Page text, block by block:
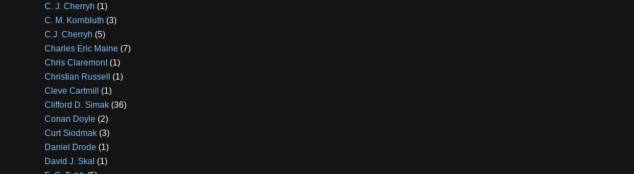
C. J. Cherryh (1)
C. M. Kornbluth (3)
C.J. Cherryh (5)
Charles Eric Maine (7)
Chris Claremont (1)
Christian Russell
(1)
Cleve Cartmill
(1)
Clifford D. Simak (36)
Conan Doyle (2)
Curt Siodmak (3)
Daniel Drode (1)
David J. Skal (1)